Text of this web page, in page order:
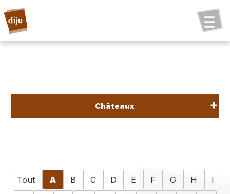
Châteaux
Tout A B C D E F G H
I